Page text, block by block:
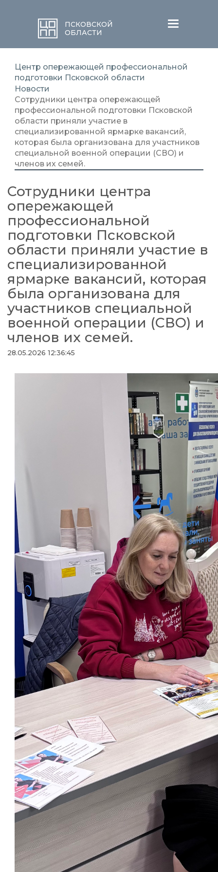
ПСКОВСКОЙ
ОБЛАСТИ
Меню
Центр опережающей профессиональной
подготовки Псковской области
Новости
Сотрудники центра опережающей
профессиональной подготовки Псковской
области приняли участие в
специализированной ярмарке вакансий,
которая была организована для участников
специальной военной операции (СВО) и
членов их семей.
Сотрудники центра
опережающей
профессиональной
подготовки Псковской
области приняли участие в
специализированной
ярмарке вакансий, которая
была организована для
участников специальной
военной операции (СВО) и
членов их семей.
28.05.2026 12:36:45